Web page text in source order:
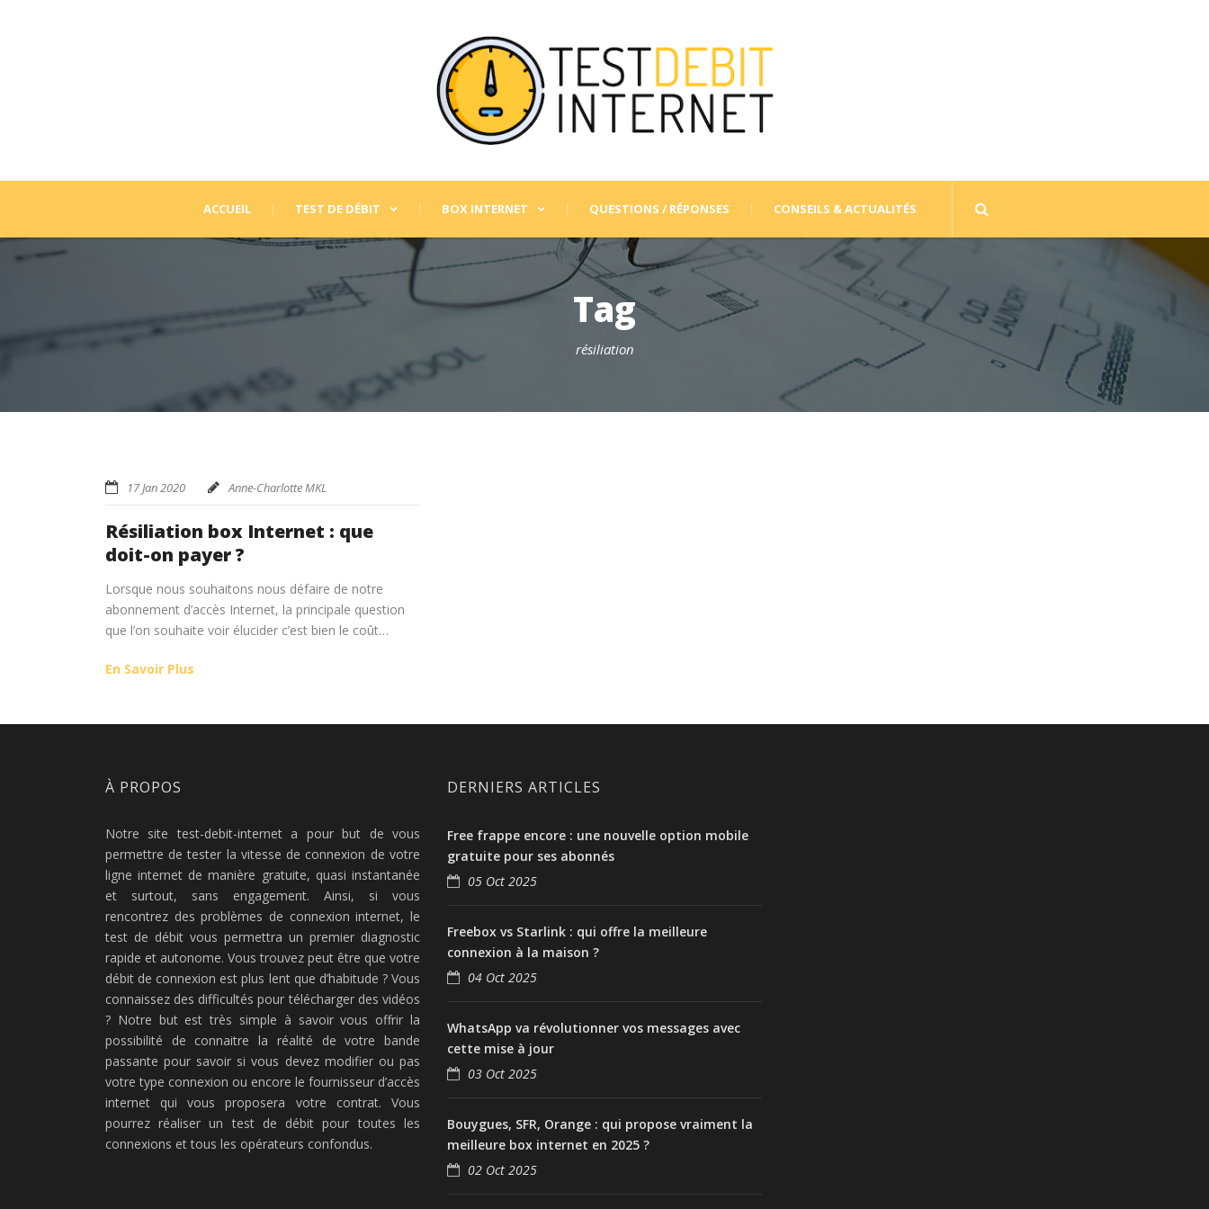
ACCUEIL TEST DE DÉBIT BOX INTERNET QUESTIONS / RÉPONSES CONSEILS & ACTUALITÉS
Tag
résiliation
17 Jan 2020 Anne-Charlotte MKL
Résiliation box Internet : que
doit-on payer ?
Lorsque nous souhaitons nous défaire de notre
abonnement d’accès Internet, la principale question
que l’on souhaite voir élucider c’est bien le coût…
En Savoir Plus
À PROPOS
Notre site test-debit-internet a pour but de vous
permettre de tester la vitesse de connexion de votre
ligne internet de manière gratuite, quasi instantanée
et surtout, sans engagement. Ainsi, si vous
rencontrez des problèmes de connexion internet, le
test de débit vous permettra un premier diagnostic
rapide et autonome. Vous trouvez peut être que votre
débit de connexion est plus lent que d’habitude ? Vous
connaissez des difficultés pour télécharger des vidéos
? Notre but est très simple à savoir vous offrir la
possibilité de connaitre la réalité de votre bande
passante pour savoir si vous devez modifier ou pas
votre type connexion ou encore le fournisseur d’accès
internet qui vous proposera votre contrat. Vous
pourrez réaliser un test de débit pour toutes les
connexions et tous les opérateurs confondus.
DERNIERS ARTICLES
Free frappe encore : une nouvelle option mobile
gratuite pour ses abonnés
05 Oct 2025
Freebox vs Starlink : qui offre la meilleure
connexion à la maison ?
04 Oct 2025
WhatsApp va révolutionner vos messages avec
cette mise à jour
03 Oct 2025
Bouygues, SFR, Orange : qui propose vraiment la
meilleure box internet en 2025 ?
02 Oct 2025